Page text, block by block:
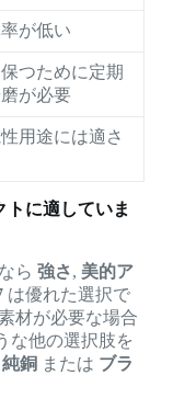
が低い
つために定期
が必要
用途には適さ
トに適していま
ら 強さ, 美的ア
は優れた選択で
材が必要な場合
な他の選択肢を
純銅 または ブラ